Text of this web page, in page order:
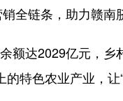
链条，助力赣南脐
达2029亿元，乡
特色农业产业，让